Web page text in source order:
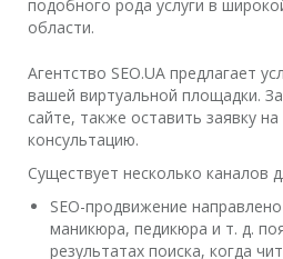
подобного рода услуги в
области.
Агентство SEO.UA предлагает
вашей виртуальной площадки.
сайте, также оставить заявку
консультацию.
Существует несколько каналов
SEO-продвижение
маникюра, педикюра и т. д.
результатах поиска, когда